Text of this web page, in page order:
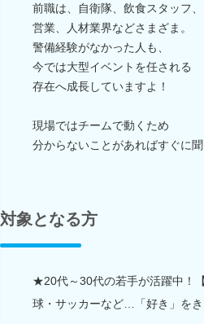
前職は、自衛隊、飲食スタッフ、
営業、人材業界などさまざま。
警備経験がなかった人も、
今では大型イベントを任される
存在へ成長していますよ！
現場ではチームで動くため
分からないことがあればすぐに
対象となる方
★20代～30代の若手が活躍中！
球・サッカーなど…「好き」を